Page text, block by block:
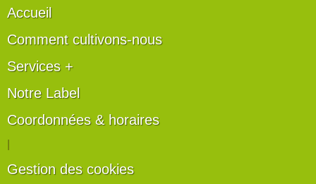
Accueil
Comment cultivons-nous
Services +
Notre Label
Coordonnées & horaires
Gestion des cookies